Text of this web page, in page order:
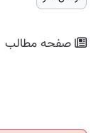
صفحه مطالب